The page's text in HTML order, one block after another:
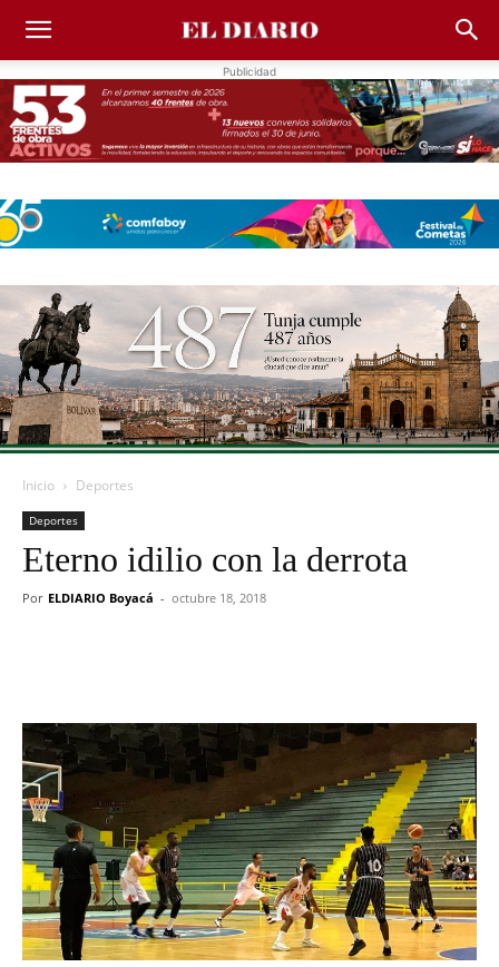
Publicidad
Inicio Deportes
Deportes
Eterno idilio con la derrota
Por ELDIARIO Boyacá - octubre 18, 2018